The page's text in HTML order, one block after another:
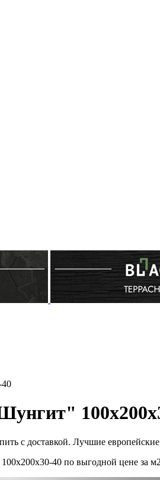
с доставкой. Лучшие
40 по выгодной цене за